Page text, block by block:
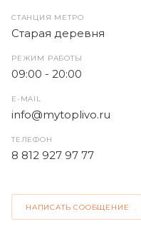
СТАНЦИЯ МЕТРО
Старая деревня
РЕЖИМ РАБОТЫ
09:00 - 20:00
E-MAIL
info@mytoplivo.ru
ТЕЛЕФОН
8 812 927 97 77
НАПИСАТЬ СООБЩЕНИЕ